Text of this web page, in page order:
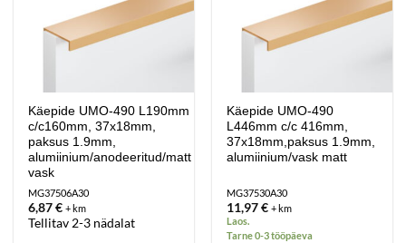
lemmikutesse
Käepide UMO-490 L190mm
c/c160mm, 37x18mm,
paksus 1.9mm,
alumiinium/anodeeritud/matt
vask
MG37506A30
6,87€ + km
Tellitav 2-3 nädalat
lemmikutesse
Käepide UMO-490
L446mm c/c 416mm,
37x18mm,paksus 1.9mm,
alumiinium/vask matt
MG37530A30
11,97€ + km
Laos.
Tarne 0-3 tööpäeva